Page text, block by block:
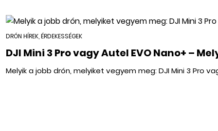
DRÓN HÍREK, ÉRDEKESSÉGEK
DJI Mini 3 Pro vagy Autel EVO Nano+ –
Melyik a jobb drón, melyiket vegyem meg: DJI Mini 3 Pro